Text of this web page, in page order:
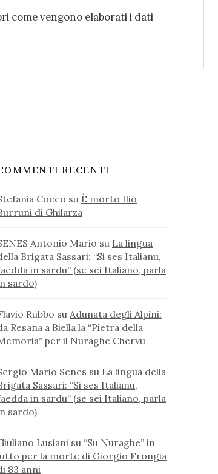
come vengono elaborati i dati
RECENTI
Cocco su È morto Ilio
di Ghilarza
Antonio Mario su La lingua
Brigata Sassari: “Si ses Italianu,
in sardu” (se sei Italiano, parla
sardo)
Rubbo su Adunata degli Alpini:
Resana a Biella la “Pietra della
per il Nuraghe Chervu
Mario Senes su La lingua della
Sassari: “Si ses Italianu,
in sardu” (se sei Italiano, parla
sardo)
Lusiani su “Su Nuraghe” in
per la morte di Giorgio Frongia
83 anni